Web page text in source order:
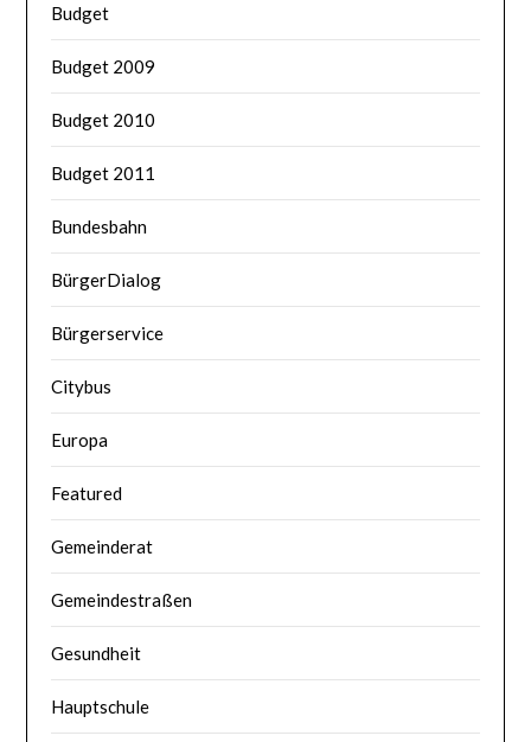
Budget
Budget 2009
Budget 2010
Budget 2011
Bundesbahn
BürgerDialog
Bürgerservice
Citybus
Europa
Featured
Gemeinderat
Gemeindestraßen
Gesundheit
Hauptschule